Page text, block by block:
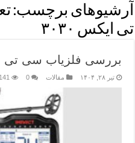
آرشیوهای برچسب:
تی ایکس ۳۰۳۰
بررسی فلزیاب سی تی ایکس
تیر ۲۸, ۱۴۰۴ مقالات 0
141